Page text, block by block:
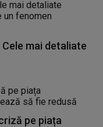
mai detaliate
pe piața